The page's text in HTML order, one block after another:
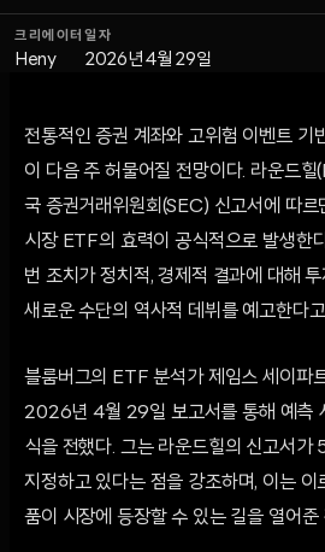
크리에이터
Heny
일자
2026년 4월 29일
전통적인 증권 계좌와 고위험 이벤트 기
이 다음 주 허물어질 전망이다. 라운드
국 증권거래위원회(SEC) 신고서에 따
시장 ETF의 효력이 공식적으로 발생한
번 조치가 정치적, 경제적 결과에 대해
새로운 수단의 역사적 데뷔를 예고한다
블룸버그의 ETF 분석가 제임스 세이
2026년 4월 29일 보고서를 통해 예측
식을 전했다. 그는 라운드힐의 신고서가
지정하고 있다는 점을 강조하며, 이는
품이 시장에 등장할 수 있는 길을 열어준